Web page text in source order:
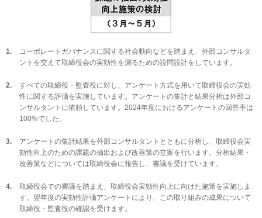
コーポレートガバナンスに関する社会動向などを踏まえ、外部コンサルタ
ントを交えて取締役会の実効性を測るための設問設計をしています。
すべての取締役・監査役に対し、アンケート方式を用いて取締役会の実効
性に関する評価を実施しています。アンケートの集計と結果分析は外部コ
ンサルタントに依頼しています。2024年度におけるアンケートの回答率は
100%でした。
アンケートの集計結果を外部コンサルタントとともに分析し、取締役会実
効性向上のための課題の抽出および改善策の立案を行います。分析結果・
改善策などについては取締役会に報告し、審議を受けています。
取締役会での審議を踏まえ、取締役会実効性向上に向けた施策を実施しま
す。翌年度の実効性評価アンケートにより、この取り組みの成果について
取締役・監査役の確認を受けます。